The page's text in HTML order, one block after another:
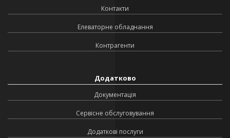
Контакти
Елеваторне обладнання
Контрагенти
Додатково
Документація
Сервісне обслуговування
Додаткові послуги